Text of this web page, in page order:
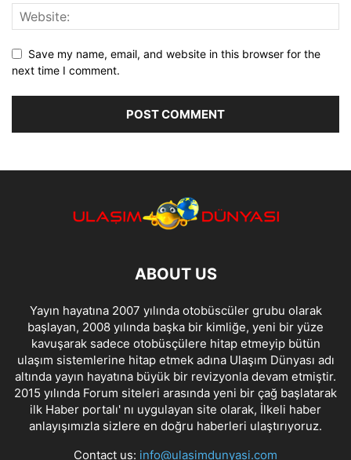
Save my name, email, and website in this browser for the
next time I comment.
ABOUT US
Yayın hayatına 2007 yılında otobüscüler grubu olarak
başlayan, 2008 yılında başka bir kimliğe, yeni bir yüze
kavuşarak sadece otobüsçülere hitap etmeyip bütün
ulaşım sistemlerine hitap etmek adına Ulaşım Dünyası adı
altında yayın hayatına büyük bir revizyonla devam etmiştir.
2015 yılında Forum siteleri arasında yeni bir çağ başlatarak
ilk Haber portalı' nı uygulayan site olarak, İlkeli haber
anlayışımızla sizlere en doğru haberleri ulaştırıyoruz.
Contact us: info@ulasimdunyasi.com